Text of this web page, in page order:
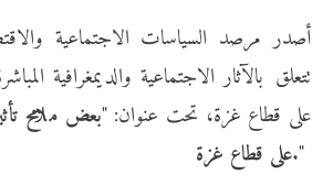
أصدر مرصد السياسات الاجتماعية
تتعلق بالآثار الاجتماعية والديمغرافية
على قطاع غزة، تحت عنوان: "بعض ملامح
على قطاع غزة."